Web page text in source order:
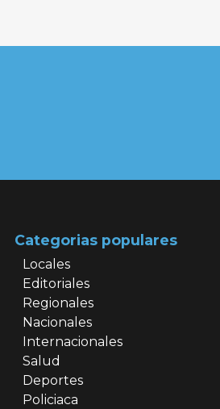
Categorias populares
Locales
Editoriales
Regionales
Nacionales
Internacionales
Salud
Deportes
Policiaca